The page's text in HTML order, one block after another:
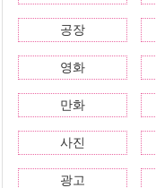
공장
영화
만화
사진
광고